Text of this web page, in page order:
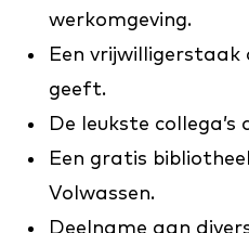
werkomgeving.
Een vrijwilligerstaak
geeft.
De leukste collega’s
Een gratis
Volwassen.
Deelname aan